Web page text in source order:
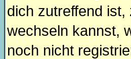
dich zutreffend
wechseln kannst,
noch nicht